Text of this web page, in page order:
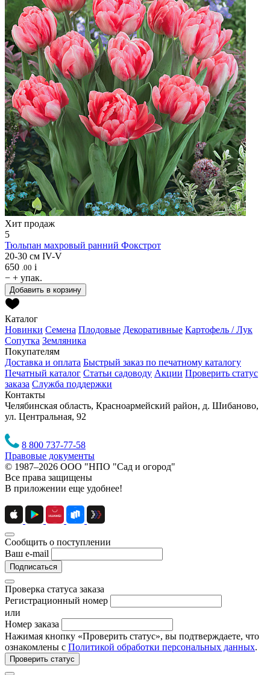
Хит продаж
5
Тюльпан махровый ранний Фокстрот
20-30 см IV-V
650 .00 i
− + упак.
Добавить в корзину
Каталог
Новинки Семена Плодовые Декоративные Картофель / Лук
Сопутка Земляника
Покупателям
Доставка и оплата Быстрый заказ по печатному каталогу
Печатный каталог Статьи садоводу Акции Проверить статус
заказа Служба поддержки
Контакты
Челябинская область, Красноармейский район, д. Шибаново,
ул. Центральная, 92
8 800 737-77-58
Правовые документы
© 1987–2026 ООО "НПО "Сад и огород"
Все права защищены
В приложении еще удобнее!
Сообщить о поступлении
Ваш e-mail
Подписаться
Проверка статуса заказа
Регистрационный номер
или
Номер заказа
Нажимая кнопку «Проверить статус», вы подтверждаете, что
ознакомлены с Политикой обработки персональных данных.
Проверить статус